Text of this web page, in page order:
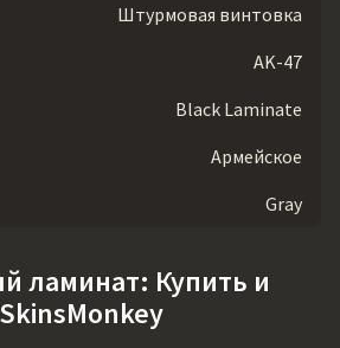
Штурмовая винтовка
AK-47
Black Laminate
Армейское
Gray
ламинат: Купить и